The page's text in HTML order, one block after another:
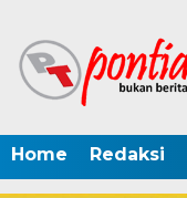
Home Redaksi